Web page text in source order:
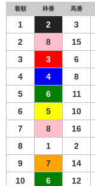
着順 枠番 馬番
1 2 3
2
8 15
3
3 6
4
4 8
5
6 11
6
5 10
7
8 16
8
1 2
9
7 14
10
6 12